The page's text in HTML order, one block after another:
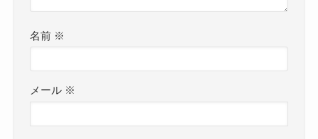
名前 ※
メール ※